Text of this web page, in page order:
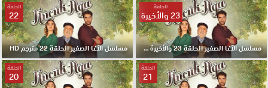
الحلقة
23 والأخيرة
مسلسل الآغا الصغير الحلقة 23 والأخيرة مترجم HD
الحلقة
22
مسلسل الآغا الصغير الحلقة 22 مترجم HD
الحلقة
21
الحلقة
20